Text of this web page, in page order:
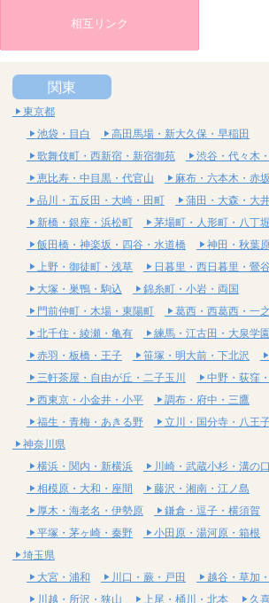
相互リンク
関東
東京都
池袋・目白
高田馬場・新大久保・早稲田
歌舞伎町・西新宿・新宿御苑
渋谷・代々木
恵比寿・中目黒・代官山
麻布・六本木・赤坂
品川・五反田・大崎・田町
蒲田・大森・大
新橋・銀座・浜松町
茅場町・人形町・八丁堀
飯田橋・神楽坂・四谷・水道橋
神田・秋葉
上野・御徒町・浅草
日暮里・西日暮里・鶯谷
大塚・巣鴨・駒込
錦糸町・小岩・両国
門前仲町・木場・東陽町
葛西・西葛西・一
北千住・綾瀬・亀有
練馬・江古田・大泉学園
赤羽・板橋・王子
笹塚・明大前・下北沢
三軒茶屋・自由が丘・二子玉川
中野・荻窪
西東京・小金井・小平
調布・府中・三鷹
福生・青梅・あきる野
立川・国分寺・八王
神奈川県
横浜・関内・新横浜
川崎・武蔵小杉・溝の口
相模原・大和・座間
藤沢・湘南・江ノ島
厚木・海老名・伊勢原
鎌倉・逗子・横須賀
平塚・茅ヶ崎・秦野
小田原・湯河原・箱根
埼玉県
大宮・浦和
川口・蕨・戸田
越谷・草加
川越・所沢・狭山
上尾・桶川・北本 久